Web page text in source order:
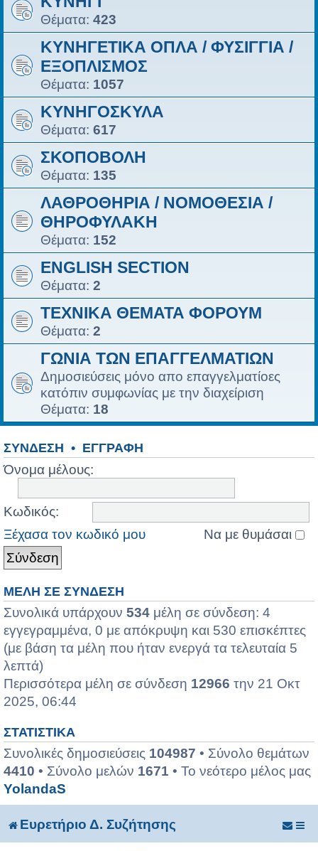
Θέματα: 423
ΚΥΝΗΓΕΤΙΚΑ ΟΠΛΑ / ΦΥΣIΓΓΙΑ /
ΕΞΟΠΛΙΣΜΟΣ
Θέματα: 1057
ΚΥΝΗΓΟΣΚΥΛΑ
Θέματα: 617
ΣΚΟΠΟΒΟΛΗ
Θέματα: 135
ΛΑΘΡΟΘΗΡΙΑ / ΝΟΜΟΘΕΣΙΑ /
ΘΗΡΟΦΥΛΑΚΗ
Θέματα: 152
ENGLISH SECTION
Θέματα: 2
ΤΕΧΝΙΚΑ ΘΕΜΑΤΑ ΦΟΡΟΥΜ
Θέματα: 2
ΓΩΝΙΑ ΤΩΝ ΕΠΑΓΓΕΛΜΑΤΙΩΝ
Δημοσιεύσεις μόνο απο επαγγελματίοες
κατόπιν συμφωνίας με την διαχείριση
Θέματα: 18
ΣΎΝΔΕΣΗ • ΕΓΓΡΑΦΉ
Όνομα μέλους:
Κωδικός:
Ξέχασα τον κωδικό μου
Να με θυμάσαι
ΜΈΛΗ ΣΕ ΣΎΝΔΕΣΗ
Συνολικά υπάρχουν 534 μέλη σε σύνδεση: 4
εγγεγραμμένα, 0 με απόκρυψη και 530 επισκέπτες
(με βάση τα μέλη που ήταν ενεργά τα τελευταία 5
λεπτά)
Περισσότερα μέλη σε σύνδεση 12966 την 21 Οκτ
2025, 06:44
ΣΤΑΤΙΣΤΙΚΆ
Συνολικές δημοσιεύσεις 104987 • Σύνολο θεμάτων
4410 • Σύνολο μελών 1671 • Το νεότερο μέλος μας
YolandaS
Ευρετήριο Δ. Συζήτησης